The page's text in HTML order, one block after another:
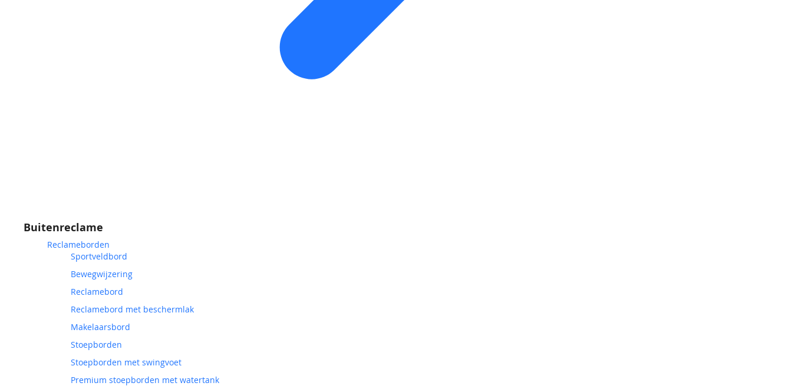
Buitenreclame
Reclameborden
Sportveldbord
Bewegwijzering
Reclamebord
Reclamebord met beschermlak
Makelaarsbord
Stoepborden
Stoepborden met swingvoet
Premium stoepborden met watertank